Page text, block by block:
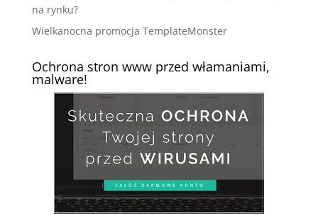
na rynku?
Wielkanocna promocja TemplateMonster
Ochrona stron www przed włamaniami,
malware!